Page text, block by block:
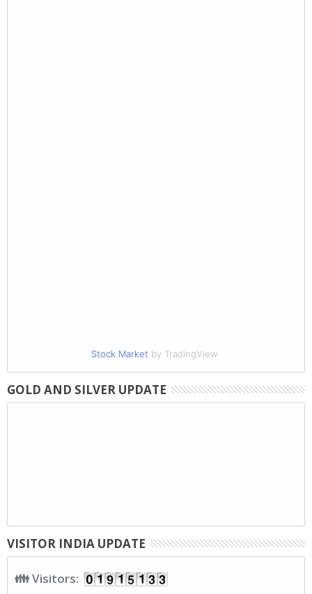
Stock Market by TradingView
GOLD AND SILVER UPDATE
VISITOR INDIA UPDATE
👪 Visitors: